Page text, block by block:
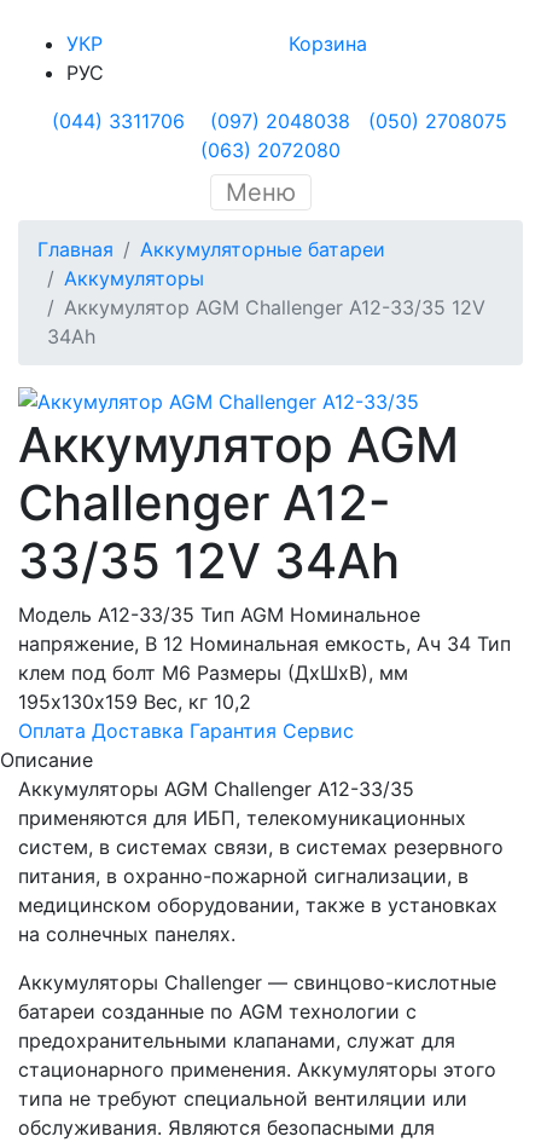
УКР
РУС
Корзина
(044) 3311706 (097) 2048038
(050) 2708075
(063) 2072080
Меню
Главная
Аккумуляторные батареи
Аккумуляторы
Аккумулятор AGM Challenger A12-33/35 12V
34Ah
Аккумулятор AGM
Challenger A12-
33/35 12V 34Ah
Модель A12-33/35 Тип AGM Номинальное
напряжение, В 12 Номинальная емкость, Ач 34 Тип
клем под болт М6 Размеры (ДхШхВ), мм
195х130х159 Вес, кг 10,2
Оплата Доставка Гарантия Сервис
Описание
Аккумуляторы AGM Challenger A12-33/35
применяются для ИБП, телекомуникационных
систем, в системах связи, в системах резервного
питания, в охранно-пожарной сигнализации, в
медицинском оборудовании, также в установках
на солнечных панелях.
Аккумуляторы Challenger — свинцово-кислотные
батареи созданные по AGM технологии с
предохранительными клапанами, служат для
стационарного применения. Аккумуляторы этого
типа не требуют специальной вентиляции или
обслуживания. Являются безопасными для